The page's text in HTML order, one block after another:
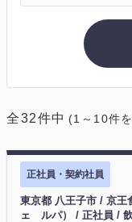
全32件中 (1～10件
正社員・契約社員
東京都 八王子市 / 京王
ェ ルパ） / 正社員 /